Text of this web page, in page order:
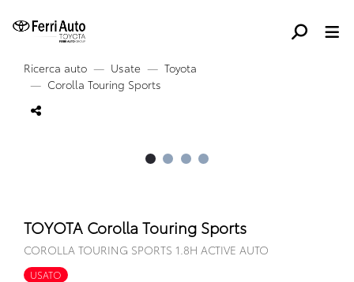
Ricerca auto Usate
Toyota
Corolla Touring Sports
TOYOTA Corolla Touring Sports
COROLLA TOURING SPORTS 1.8H ACTIVE AUTO
USATO